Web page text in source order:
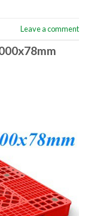
Leave a comment